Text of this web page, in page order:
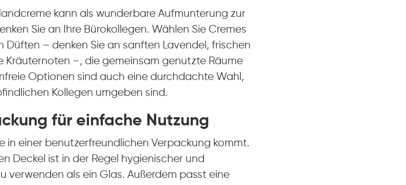
kann als wunderbare Aufmunterung zur
Sie an Ihre Bürokollegen. Wählen Sie Cremes
Düften – denken Sie an sanften Lavendel, frischen
Kräuternoten –, die gemeinsam genutzte Räume
Optionen sind auch eine durchdachte Wahl,
Kollegen umgeben sind.
für einfache Nutzung
in einer benutzerfreundlichen Verpackung kommt.
Deckel ist in der Regel hygienischer und
verwenden als ein Glas. Außerdem passt eine